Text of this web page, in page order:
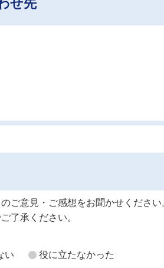
せ先
ご意見・ご感想をお聞かせください
了承ください。
い 役に立たなかった